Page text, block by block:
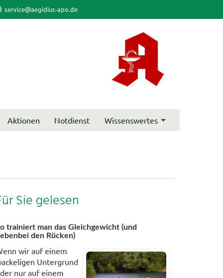
service@aegidius-apo.de
Aktionen Notdienst Wissenswertes
Sie gelesen
trainiert man das Gleichgewicht (und
den Rücken)
wir auf einem
Untergrund
nur auf einem